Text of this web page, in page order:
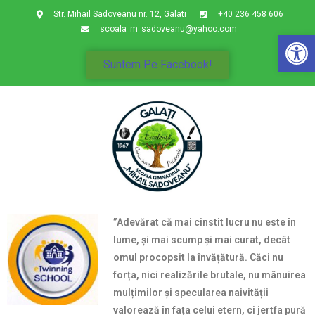
Suntem Pe Facebook!
Str. Mihail Sadoveanu nr. 12, Galati
+40 236 458 606
scoala_m_sadoveanu@yahoo.com
”Adevărat că mai cinstit lucru nu este în
lume, și mai scump și mai curat, decât
omul procopsit la învățătură. Căci nu
forța, nici realizările brutale, nu mânuirea
mulțimilor și specularea naivității
valorează în fața celui etern, ci jertfa pură